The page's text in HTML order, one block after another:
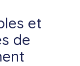
et
de